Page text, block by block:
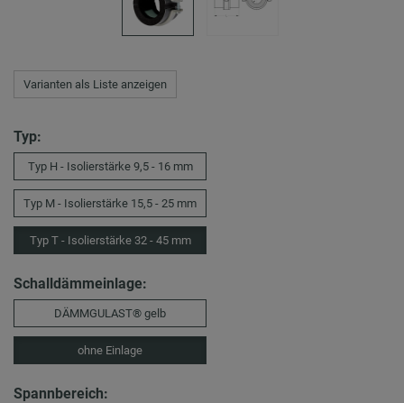
Varianten als Liste anzeigen
Typ:
Typ H - Isolierstärke 9,5 - 16 mm
Typ M - Isolierstärke 15,5 - 25 mm
Typ T - Isolierstärke 32 - 45 mm
Schalldämmeinlage:
DÄMMGULAST® gelb
ohne Einlage
Spannbereich: